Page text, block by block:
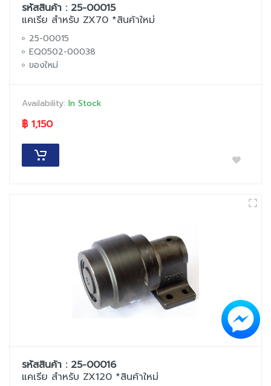
รหัสสินค้า : 25-00015
แคเรีย สำหรับ ZX70 *สินค้าใหม่
25-00015
EQ0502-00038
ของใหม่
Availability: In Stock
฿ 1,150
รหัสสินค้า : 25-00016
แคเรีย สำหรับ ZX120 *สินค้าใหม่